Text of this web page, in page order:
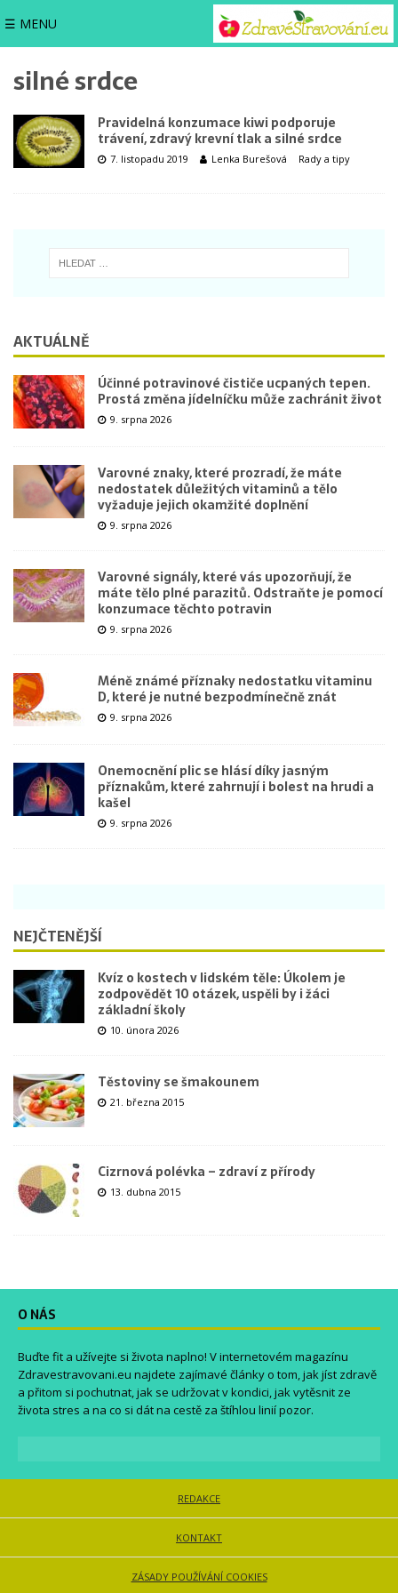
☰ MENU
silné srdce
Pravidelná konzumace kiwi podporuje
trávení, zdravý krevní tlak a silné srdce
7. listopadu 2019 Lenka Burešová Rady a tipy
AKTUÁLNĚ
Účinné potravinové čističe ucpaných tepen.
Prostá změna jídelníčku může zachránit život
9. srpna 2026
Varovné znaky, které prozradí, že máte
nedostatek důležitých vitaminů a tělo
vyžaduje jejich okamžité doplnění
9. srpna 2026
Varovné signály, které vás upozorňují, že
máte tělo plné parazitů. Odstraňte je pomocí
konzumace těchto potravin
9. srpna 2026
Méně známé příznaky nedostatku vitaminu
D, které je nutné bezpodmínečně znát
9. srpna 2026
Onemocnění plic se hlásí díky jasným
příznakům, které zahrnují i bolest na hrudi a
kašel
9. srpna 2026
NEJČTENĚJŠÍ
Kvíz o kostech v lidském těle: Úkolem je
zodpovědět 10 otázek, uspěli by i žáci
základní školy
10. února 2026
Těstoviny se šmakounem
21. března 2015
Cizrnová polévka – zdraví z přírody
13. dubna 2015
O NÁS
Buďte fit a užívejte si života naplno! V internetovém magazínu
Zdravestravovani.eu najdete zajímavé články o tom, jak jíst zdravě
a přitom si pochutnat, jak se udržovat v kondici, jak vytěsnit ze
života stres a na co si dát na cestě za štíhlou linií pozor.
REDAKCE
KONTAKT
ZÁSADY POUŽÍVÁNÍ COOKIES